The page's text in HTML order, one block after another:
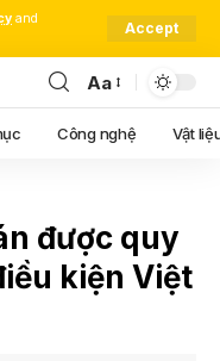
and
Accept
Font
Resizer
Aa
Công nghệ Vật
được quy
kiện Việt